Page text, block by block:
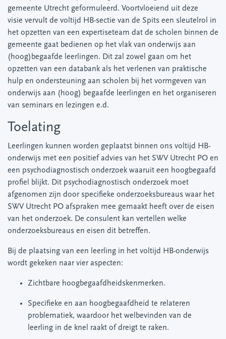
gemeente Utrecht geformuleerd. Voortvloeiend uit deze
visie vervult de voltijd HB-sectie van de Spits een sleutelrol in
het opzetten van een expertiseteam dat de scholen binnen de
gemeente gaat bedienen op het vlak van onderwijs aan
(hoog)begaafde leerlingen. Dit zal zowel gaan om het
opzetten van een databank als het verlenen van praktische
hulp en ondersteuning aan scholen bij het vormgeven van
onderwijs aan (hoog) begaafde leerlingen en het organiseren
van seminars en lezingen e.d.
Toelating
Leerlingen kunnen worden geplaatst binnen ons voltijd HB-
onderwijs met een positief advies van het SWV Utrecht PO en
een psychodiagnostisch onderzoek waaruit een hoogbegaafd
profiel blijkt. Dit psychodiagnostisch onderzoek moet
afgenomen zijn door specifieke onderzoeksbureaus waar het
SWV Utrecht PO afspraken mee gemaakt heeft over de eisen
van het onderzoek. De consulent kan vertellen welke
onderzoeksbureaus en eisen dit betreffen.
Bij de plaatsing van een leerling in het voltijd HB-onderwijs
wordt gekeken naar vier aspecten:
Zichtbare hoogbegaafdheidskenmerken.
Specifieke en aan hoogbegaafdheid te relateren
problematiek, waardoor het welbevinden van de
leerling in de knel raakt of dreigt te raken.